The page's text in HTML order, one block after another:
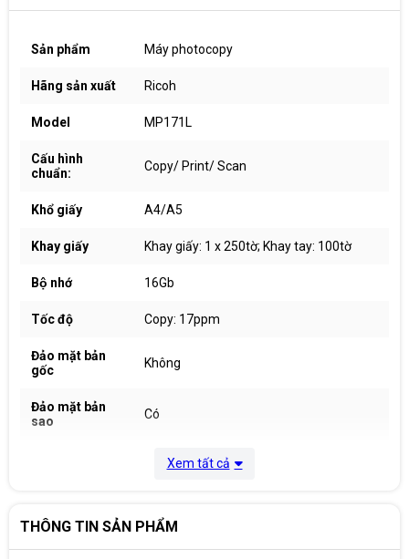
Sản phẩm Máy photocopy
Hãng sản xuất Ricoh
Model MP171L
Cấu hình
chuẩn:
Copy/ Print/ Scan
Khổ giấy A4/A5
Khay giấy Khay giấy: 1 x 250tờ; Khay tay: 100tờ
Bộ nhớ 16Gb
Tốc độ Copy: 17ppm
Đảo mặt bản
gốc
Không
Đảo mặt bản
sao
Có
Không
Cổng giao tiếp USB
Xem tất cả
THÔNG TIN SẢN PHẨM